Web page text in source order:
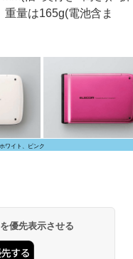
量は165g(電池含ま
ワイト、ピンク
優先表示させる